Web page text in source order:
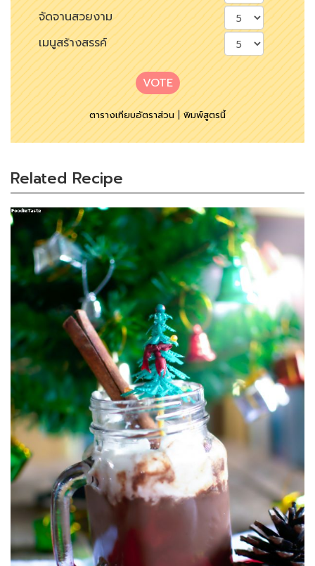
จัดจานสวยงาม
เมนูสร้างสรรค์
VOTE
ตารางเทียบอัตราส่วน|พิมพ์สูตรนี้
Related Recipe